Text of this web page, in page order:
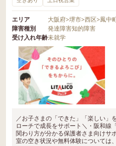
エリア 大阪府>堺市>西区>鳳中
障害種別
発達障害知的障害
受け入れ年齢未就学
／お子さまの「できた」「楽しい」
ローチで成長をサポート＼・阪和線
関わり方が分かる保護者さま向けサ
室の空き状況や無料体験については